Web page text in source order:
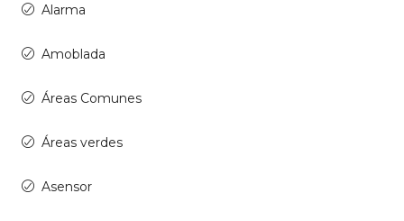
Alarma
Amoblada
Áreas Comunes
Áreas verdes
Asensor